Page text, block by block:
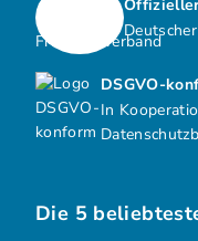
DSGVO-
In
Die 5